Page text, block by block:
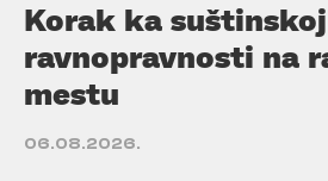
Korak ka suštinskoj
ravnopravnosti na
mestu
06.08.2026.